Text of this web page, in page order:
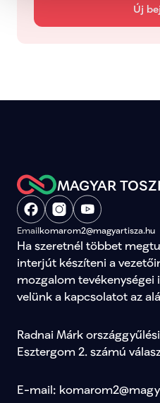
Új
MAGYAR
Emailkomarom2@magyartisza.hu
Ha szeretnél többet
interjút készíteni a
mozgalom tevékenységei
velünk a kapcsolatot az
Radnai Márk
Esztergom 2. számú
E-mail: